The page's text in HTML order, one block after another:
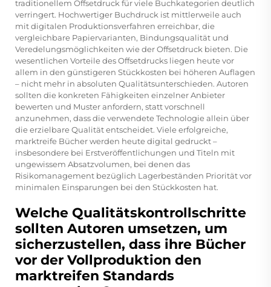
traditionellem Offsetdruck für viele Buchkategorien deutlich
verringert. Hochwertiger Buchdruck ist mittlerweile auch
mit digitalen Produktionsverfahren erreichbar, die
vergleichbare Papiervarianten, Bindungsqualität und
Veredelungsmöglichkeiten wie der Offsetdruck bieten. Die
wesentlichen Vorteile des Offsetdrucks liegen heute vor
allem in den günstigeren Stückkosten bei höheren Auflagen
– nicht mehr in absoluten Qualitätsunterschieden. Autoren
sollten die konkreten Fähigkeiten einzelner Anbieter
bewerten und Muster anfordern, statt vorschnell
anzunehmen, dass die verwendete Technologie allein über
die erzielbare Qualität entscheidet. Viele erfolgreiche,
marktreife Bücher werden heute digital gedruckt –
insbesondere bei Erstveröffentlichungen und Titeln mit
ungewissem Absatzvolumen, bei denen das
Risikomanagement bezüglich Lagerbeständen Priorität vor
minimalen Einsparungen bei den Stückkosten hat.
Welche Qualitätskontrollschritte
sollten Autoren umsetzen, um
sicherzustellen, dass ihre Bücher
vor der Vollproduktion den
marktreifen Standards